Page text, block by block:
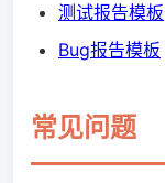
测试报告模板
Bug报告模板
常见问题